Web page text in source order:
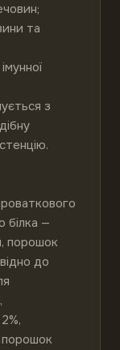
та
з
білка —
порошок
до
порошок